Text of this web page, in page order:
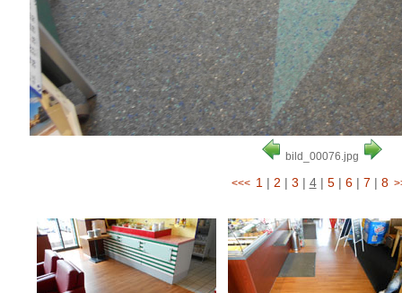
bild_00076.jpg
<<< 1| 2 | 3 | 4| 5| 6| 7 | 8